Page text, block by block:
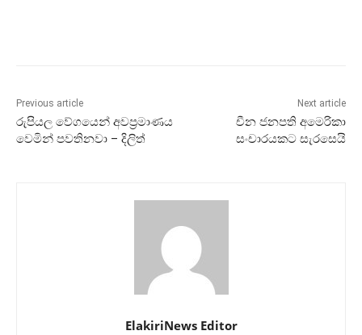
Previous article
රුපියල වේගයෙන් අවප්‍රමාණය
වෙමින් පවතිනවා – දිලිත්
Next article
චීන ජනපති අමෙරිකා
සංචාරයකට සැරසෙයි
ElakiriNews Editor